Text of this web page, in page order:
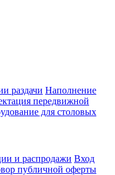
раздачи Наполнение
передвижной
для столовых
и распродажи Вход
публичной оферты